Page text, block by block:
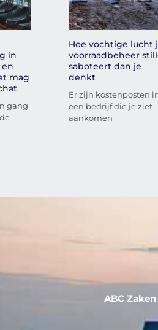
in
mag
gang
Hoe vochtige lucht
voorraadbeheer
saboteert dan je
denkt
Er zijn kostenposten
een bedrijf die je ziet
aankomen
ABC Zaken